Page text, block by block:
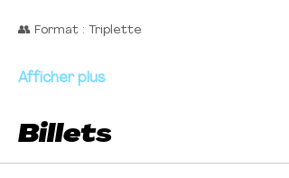
👥 Format : Triplette
Afficher plus
Billets